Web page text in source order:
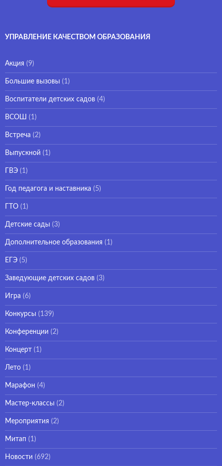
УПРАВЛЕНИЕ КАЧЕСТВОМ ОБРАЗОВАНИЯ
Акция (9)
Большие вызовы (1)
Воспитатели детских садов (4)
ВСОШ (1)
Встреча (2)
Выпускной (1)
ГВЭ (1)
Год педагога и наставника (5)
ГТО (1)
Детские сады (3)
Дополнительное образования (1)
ЕГЭ (5)
Заведующие детских садов (3)
Игра (6)
Конкурсы (139)
Конференции (2)
Концерт (1)
Лето (1)
Марафон (4)
Мастер-классы (2)
Мероприятия (2)
Митап (1)
Новости (692)